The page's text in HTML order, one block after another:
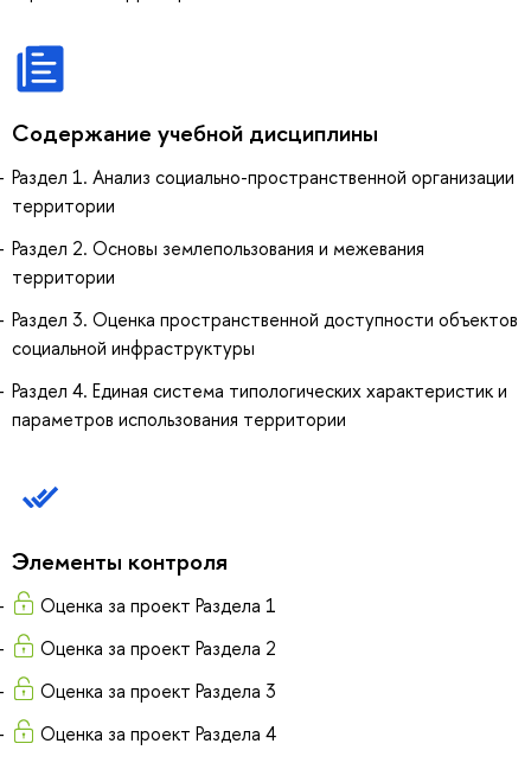
Содержание учебной дисциплины
Раздел 1. Анализ социально-пространственной организации
территории
Раздел 2. Основы землепользования и межевания
территории
Раздел 3. Оценка пространственной доступности объектов
социальной инфраструктуры
Раздел 4. Единая система типологических характеристик и
параметров использования территории
Элементы контроля
Оценка за проект Раздела 1
Оценка за проект Раздела 2
Оценка за проект Раздела 3
Оценка за проект Раздела 4